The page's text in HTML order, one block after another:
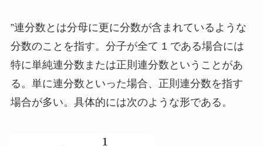
”連分数とは分母に更に分数が含まれているような
分数のことを指す。分子が全て 1 である場合には
特に単純連分数または正則連分数ということがあ
る。単に連分数といった場合、正則連分数を指す
場合が多い。具体的には次のような形である。